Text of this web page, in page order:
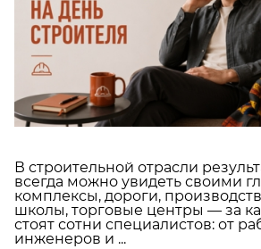
В строительной отрасли
всегда можно увидеть своими
комплексы, дороги,
школы, торговые центры — за
стоят сотни специалистов: от
инженеров и ...